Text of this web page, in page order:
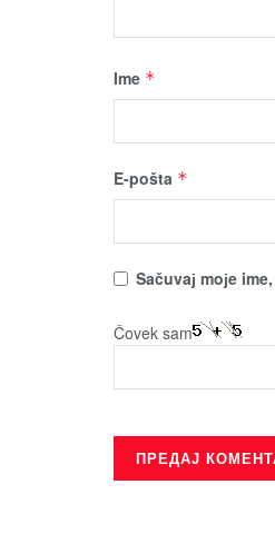
Ime *
E-pošta *
Sačuvaј moјe
Čovek sam